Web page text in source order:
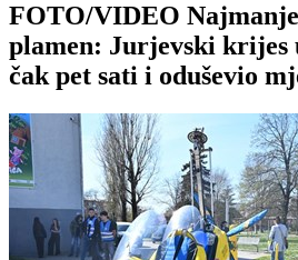
FOTO/VIDEO
plamen: Jurjevski krijes
čak pet sati i oduševio